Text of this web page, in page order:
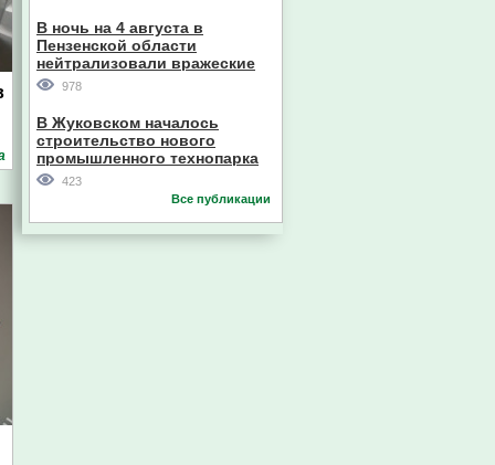
Главный судебный пристав
Пензенской области
В ночь на 4 августа в
Пензенской области
нейтрализовали вражеские
дроны
978
В Жуковском началось
строительство нового
промышленного технопарка
423
Все публикации